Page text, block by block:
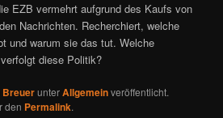
EZB vermehrt aufgrund des Kaufs von
Nachrichten. Recherchiert, welche
und warum sie das tut. Welche
diese Politik?
BreuerunterAllgemeinveröffentlicht.
den Permalink.